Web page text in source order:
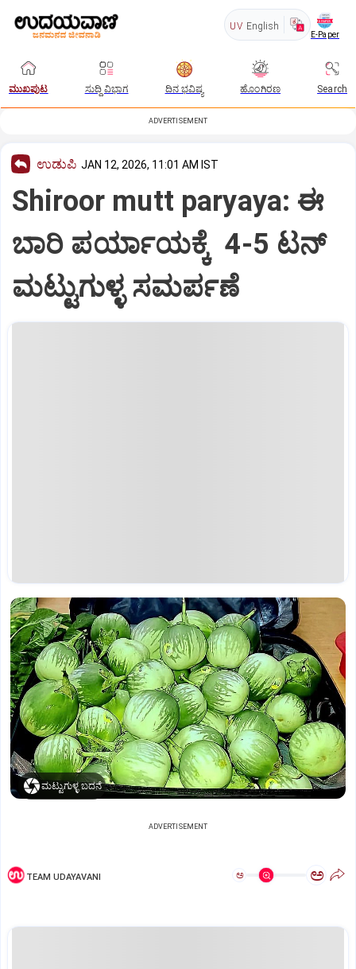
UV English
E-Paper
ಮುಖಪುಟ ಸುದ್ದಿ ವಿಭಾಗ ದಿನ ಭವಿಷ್ಯ ಹೊಂಗಿರಣ Search
ADVERTISEMENT
ಉಡುಪಿ JAN 12, 2026, 11:01 AM IST
Shiroor mutt paryaya: ಈ
ಬಾರಿ ಪರ್ಯಾಯಕ್ಕೆ 4-5 ಟನ್‌
ಮಟ್ಟುಗುಳ್ಳ ಸಮರ್ಪಣೆ
ಮಟ್ಟುಗುಳ್ಳ ಬದನೆ
ADVERTISEMENT
TEAM UDAYAVANI ಅ ಅ